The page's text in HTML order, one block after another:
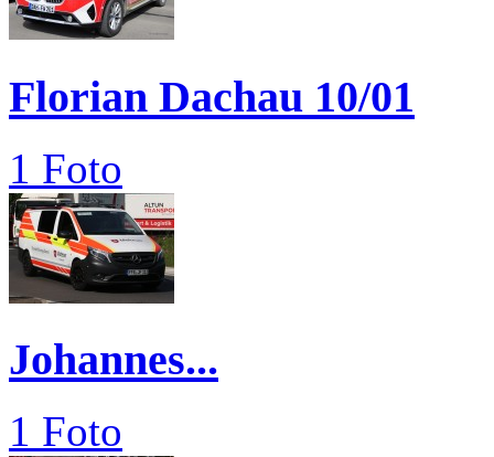
Florian Dachau 10/01
1 Foto
Johannes...
1 Foto